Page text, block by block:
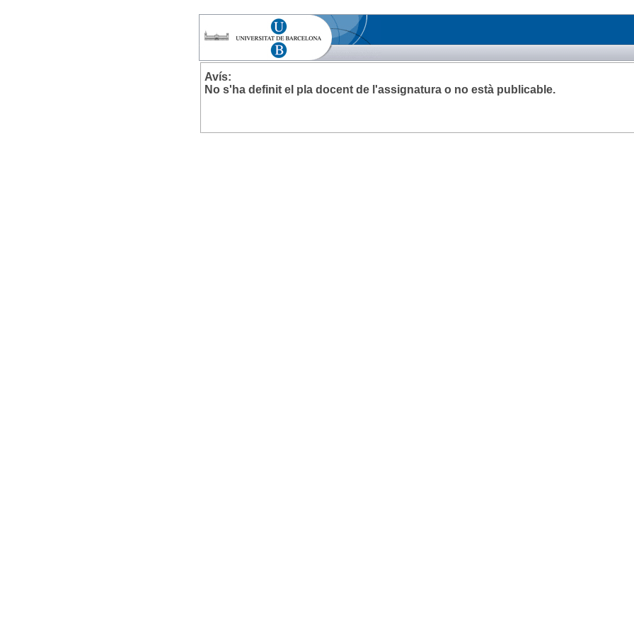
Avís:
No s'ha definit el pla docent de l'assignatura o no està publicable.